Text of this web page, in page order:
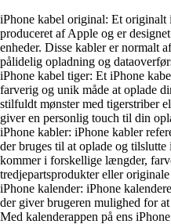
iPhone kabel original: Et originalt
produceret af Apple og er
enheder. Disse kabler er normalt
pålidelig opladning og
iPhone kabel tiger: Et iPhone
farverig og unik måde at oplade
stilfuldt mønster med tigerstriber
giver en personlig touch til din
iPhone kabler: iPhone kabler
der bruges til at oplade og tilslutte
kommer i forskellige længder,
tredjepartsprodukter eller
iPhone kalender: iPhone
der giver brugeren mulighed for
Med kalenderappen på ens